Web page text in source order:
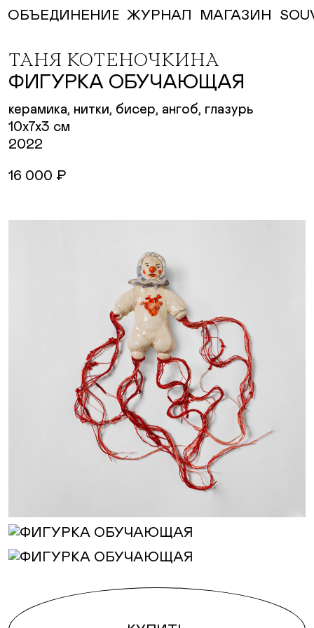
ОБЪЕДИНЕНИЕ ЖУРНАЛ МАГАЗИН
ТАНЯ КОТЕНОЧКИНА
ФИГУРКА ОБУЧАЮЩАЯ
керамика, нитки, бисер, ангоб, глазурь
10х7х3 см
2022
16 000 ₽